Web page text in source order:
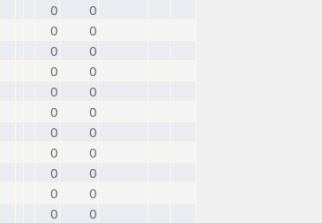
0
0
0
0
0
0
0
0
0
0
0
0
0
0
0
0
0
0
0
0
0
0